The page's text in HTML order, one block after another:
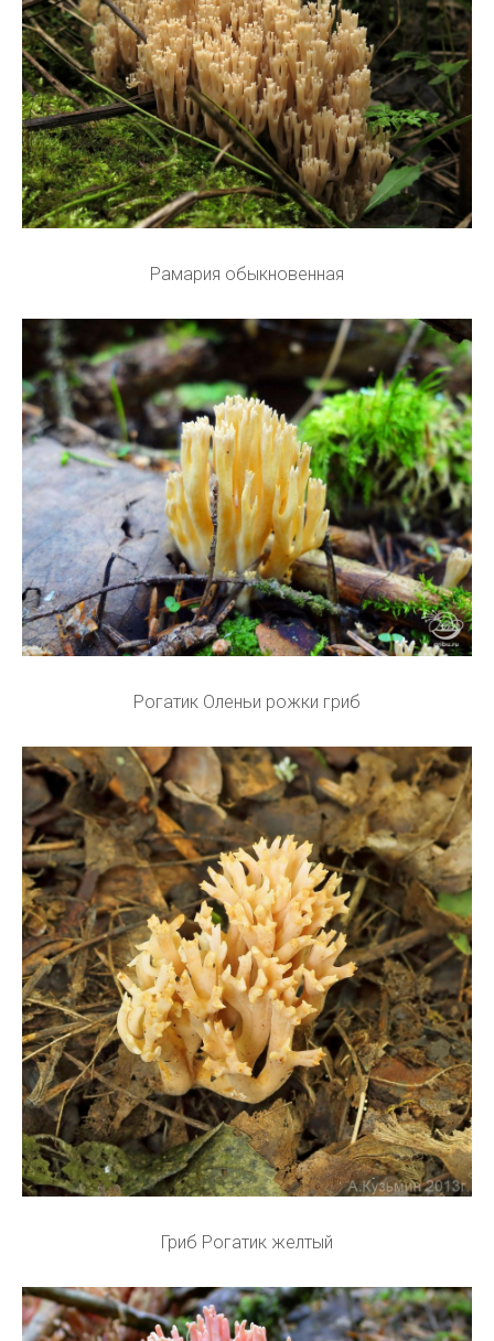
Рамария обыкновенная
Рогатик Оленьи рожки гриб
Гриб Рогатик желтый